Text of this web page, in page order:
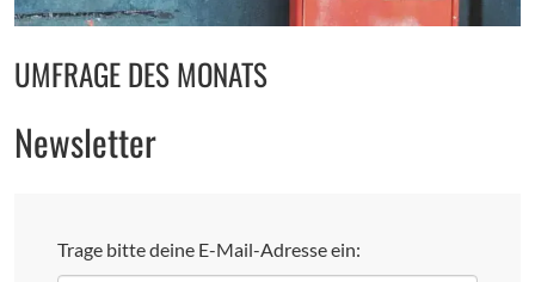
UMFRAGE DES MONATS
Newsletter
Trage bitte deine E-Mail-Adresse ein: